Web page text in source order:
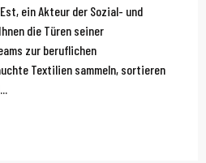
ein Akteur der Sozial- und
die Türen seiner
zur beruflichen
Textilien sammeln, sortieren